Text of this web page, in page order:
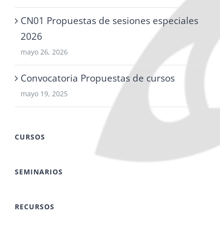
CN01 Propuestas de sesiones especiales
2026
mayo 26, 2026
Convocatoria Propuestas de cursos
mayo 19, 2025
CURSOS
SEMINARIOS
RECURSOS